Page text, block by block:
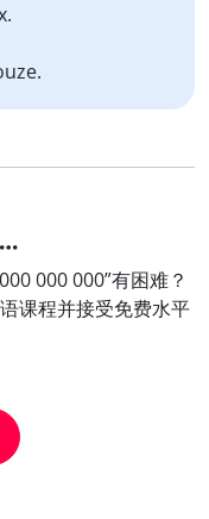
000 000”有困难？
课程并接受免费水平